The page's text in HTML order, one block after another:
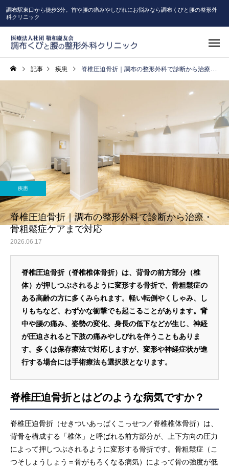
調布駅東口から徒歩3分。首や腰の痛みやしびれにお悩みなら調布くびと腰の整形外
科クリニック
記事 疾患 脊椎圧迫骨折｜調布の整形外科で診断から治療・骨粗鬆症ケアまで対応
疾患
脊椎圧迫骨折｜調布の整形外科で診断から治療・
骨粗鬆症ケアまで対応
2026.06.17
脊椎圧迫骨折（脊椎椎体骨折）は、背骨の前方部分（椎
体）が押しつぶされるように変形する骨折で、骨粗鬆症の
ある高齢の方に多くみられます。軽い転倒やくしゃみ、し
りもちなど、わずかな衝撃でも起こることがあります。背
中や腰の痛み、姿勢の変化、身長の低下などが生じ、神経
が圧迫されると下肢の痛みやしびれを伴うこともありま
す。多くは保存療法で対応しますが、変形や神経症状が進
行する場合には手術療法も選択肢となります。
脊椎圧迫骨折とはどのような病気ですか？
脊椎圧迫骨折（せきついあっぱくこっせつ／脊椎椎体骨折）は、
背骨を構成する「椎体」と呼ばれる前方部分が、上下方向の圧力
によって押しつぶされるように変形する骨折です。骨粗鬆症（こ
つそしょうしょう＝骨がもろくなる病気）によって骨の強度が低